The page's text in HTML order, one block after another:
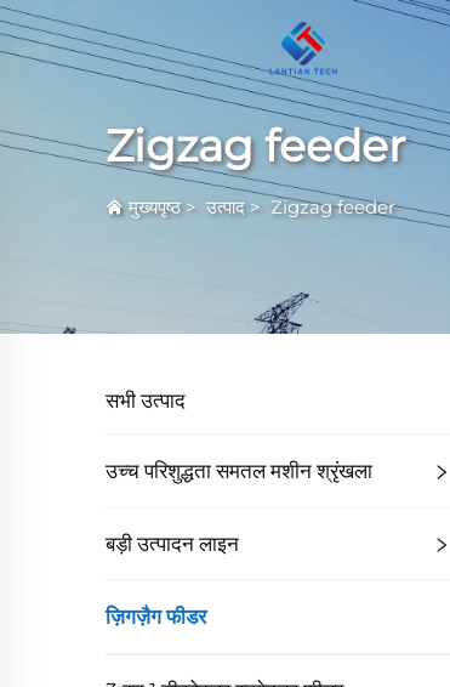
Zigzag feeder
मुख्यपृष्ठ> उत्पाद> Zigzag feeder
सभी उत्पाद
उच्च परिशुद्धता समतल मशीन श्रृंखला
बड़ी उत्पादन लाइन
ज़िगज़ैग फीडर